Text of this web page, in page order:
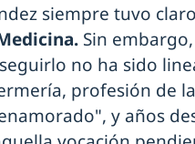
siempre tuvo
Sin
no ha sido
profesión de
y años